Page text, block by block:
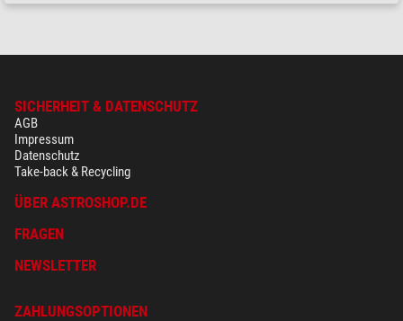
SICHERHEIT & DATENSCHUTZ
AGB
Impressum
Datenschutz
Take-back & Recycling
ÜBER ASTROSHOP.DE
FRAGEN
NEWSLETTER
ZAHLUNGSOPTIONEN